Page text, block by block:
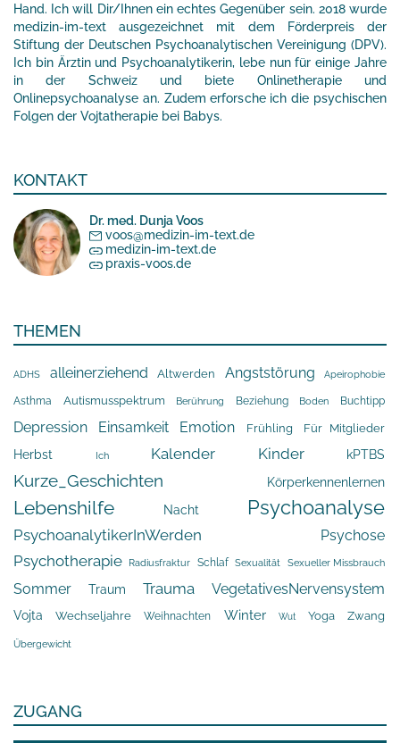
Hand. Ich will Dir/Ihnen ein echtes Gegenüber sein. 2018 wurde
medizin-im-text ausgezeichnet mit dem Förderpreis der
Stiftung der Deutschen Psychoanalytischen Vereinigung (DPV).
Ich bin Ärztin und Psychoanalytikerin, lebe nun für einige Jahre
in der Schweiz und biete Onlinetherapie und
Onlinepsychoanalyse an. Zudem erforsche ich die psychischen
Folgen der Vojtatherapie bei Babys.
KONTAKT
Dr. med. Dunja Voos
voos@medizin-im-text.de
medizin-im-text.de
praxis-voos.de
THEMEN
ADHS alleinerziehend Altwerden Angststörung Apeirophobie
Asthma Autismusspektrum Berührung Beziehung Boden Buchtipp
Depression Einsamkeit Emotion Frühling Für Mitglieder
Herbst Ich Kalender Kinder kPTBS
Kurze_Geschichten Körperkennenlernen
Lebenshilfe Nacht Psychoanalyse
PsychoanalytikerInWerden Psychose
Psychotherapie Radiusfraktur Schlaf Sexualität Sexueller Missbrauch
Sommer Traum Trauma VegetativesNervensystem
Vojta Wechseljahre Weihnachten Winter Wut Yoga Zwang
Übergewicht
ZUGANG